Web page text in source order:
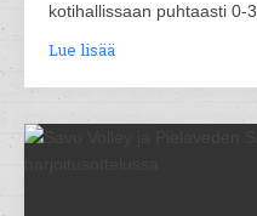
kotihallissaan puhtaasti 0-3.
Lue lisää